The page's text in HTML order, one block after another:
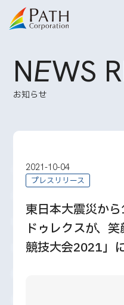
NEWS
お知らせ
2021-10-04
プレスリリース
東日本大震災か
ドゥレクスが、
競技大会2021」